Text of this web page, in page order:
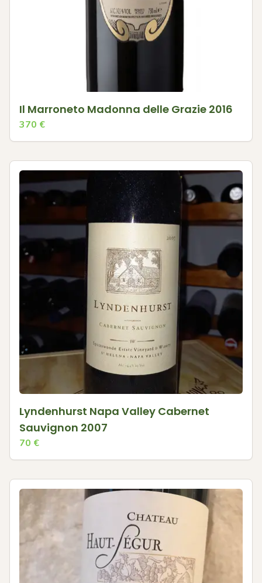
Il Marroneto Madonna delle Grazie 2016
370 €
Lyndenhurst Napa Valley Cabernet
Sauvignon 2007
70 €